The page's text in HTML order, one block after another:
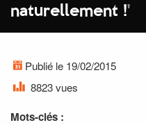
naturellement !'
Publié le 19/02/2015
8823 vues
Mots-clés :